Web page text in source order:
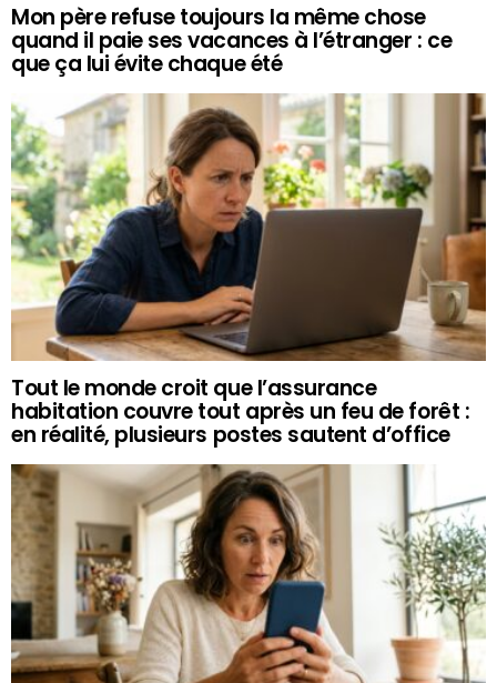
Mon père refuse toujours la même chose
quand il paie ses vacances à l’étranger : ce
que ça lui évite chaque été
Tout le monde croit que l’assurance
habitation couvre tout après un feu de forêt :
en réalité, plusieurs postes sautent d’office